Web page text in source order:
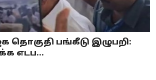
தொகுதி பங்கீடு இழுபறி:
எடப...